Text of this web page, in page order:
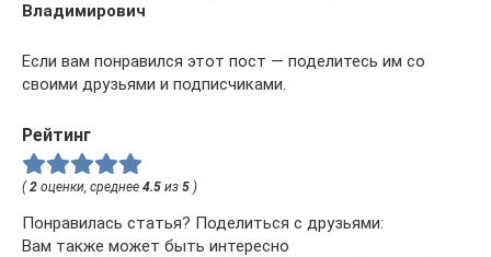
Владимирович
Если вам понравился этот пост — поделитесь им со
своими друзьями и подписчиками.
Рейтинг
(2 оценки, среднее 4.5 из 5 )
Понравилась статья? Поделиться с друзьями:
Вам также может быть интересно